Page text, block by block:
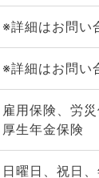
※詳細はお問い
※詳細はお問い
雇用保険、労災
厚生年金保険
日曜日、祝日